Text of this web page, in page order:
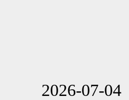
2026-07-04